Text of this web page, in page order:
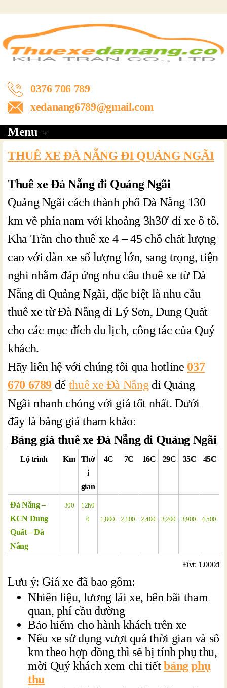
0376 706 789
xedanang6789@gmail.com
Menu
THUÊ XE ĐÀ NẴNG ĐI QUẢNG NGÃI
Thuê xe Đà Nẵng đi Quảng Ngãi
Quảng Ngãi cách thành phố Đà Nẵng 130
km về phía nam với khoảng 3h30′ đi xe ô tô.
Kha Trần cho thuê xe 4 – 45 chỗ chất lượng
cao với dàn xe số lượng lớn, sang trọng, tiện
nghi nhằm đáp ứng nhu cầu thuê xe từ Đà
Nẵng đi Quảng Ngãi, đặc biệt là nhu cầu
thuê xe từ Đà Nẵng đi Lý Sơn, Dung Quất
cho các mục đích du lịch, công tác của Quý
khách.
Hãy liên hệ với chúng tôi qua hotline 037
670 6789 để thuê xe Đà Nẵng đi Quảng
Ngãi nhanh chóng với giá tốt nhất. Dưới
đây là bảng giá tham khảo:
Bảng giá thuê xe Đà Nẵng đi Quảng Ngãi
Lộ trình Km
Thờ
i
gian
4C 7C 16C 29C 35C 45C
Đà Nẵng –
KCN Dung
Quất – Đà
Nẵng
300
12h0
0
1,800 2,100 2,400 3,200 3,900 4,500
Đvt: 1.000đ
Lưu ý: Giá xe đã bao gồm:
Nhiên liệu, lương lái xe, bến bãi tham
quan, phí cầu đường
Bảo hiểm cho hành khách trên xe
Nếu xe sử dụng vượt quá thời gian và số
km theo hợp đồng thì sẽ bị tính phụ thu,
mời Quý khách xem chi tiếtbảng phụ
thu